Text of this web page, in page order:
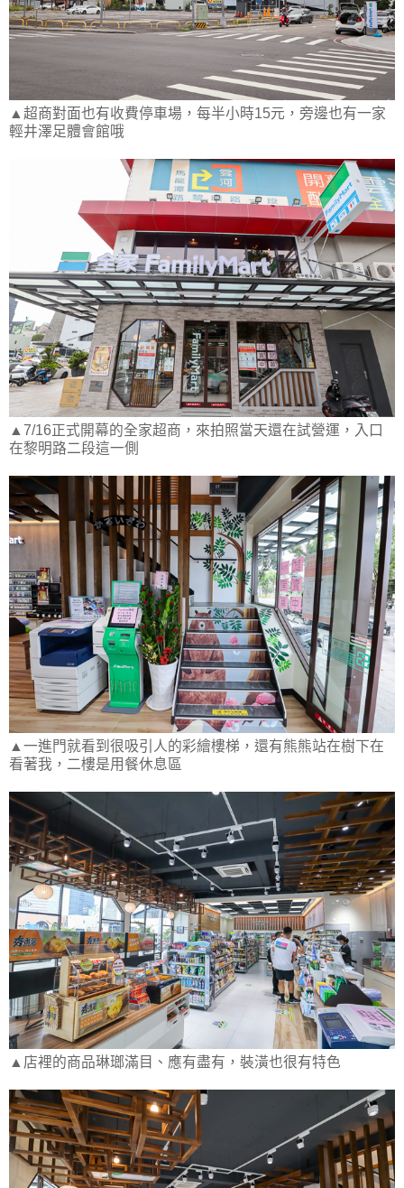
▲超商對面也有收費停車場，每半小時15元，旁邊也有一家
輕井澤足體會館哦
▲7/16正式開幕的全家超商，來拍照當天還在試營運，入口
在黎明路二段這一側
▲一進門就看到很吸引人的彩繪樓梯，還有熊熊站在樹下在
看著我，二樓是用餐休息區
▲店裡的商品琳瑯滿目、應有盡有，裝潢也很有特色